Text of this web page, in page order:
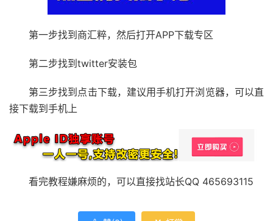
第一步找到商汇粹，然后打开APP下载专区
第二步找到twitter安装包
第三步找到点击下载，建议用手机打开浏览器，可以直
接下载到手机上
看完教程嫌麻烦的，可以直接找站长QQ 465693115